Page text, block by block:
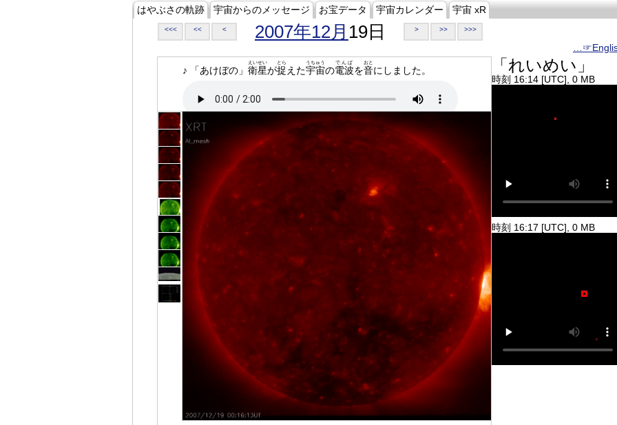
はやぶさの軌跡 宇宙からのメッセージ お宝データ 宇宙カレンダー 宇宙 xR
<<< << < 2007年12月 19日 > >> >>>
♪ 「あけぼの」 衛星
えいせい
が捉
とら
えた宇宙
うちゅう
の電波
でんぱ
を音
おと
にしました。 「れいめい」
時刻 16:14 [UTC], 0 MB
時刻 16:17 [UTC], 0 MB